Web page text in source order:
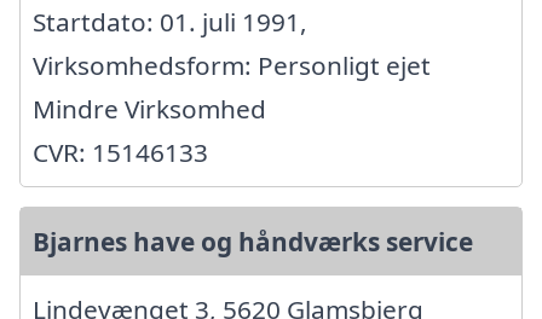
Startdato: 01. juli 1991,
Virksomhedsform: Personligt ejet
Mindre Virksomhed
CVR: 15146133
Bjarnes have og håndværks service
Lindevænget 3, 5620 Glamsbjerg